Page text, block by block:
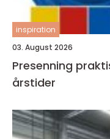
inspiration
03. August 2026
Presenning praktiskt skydd genom alla
årstider